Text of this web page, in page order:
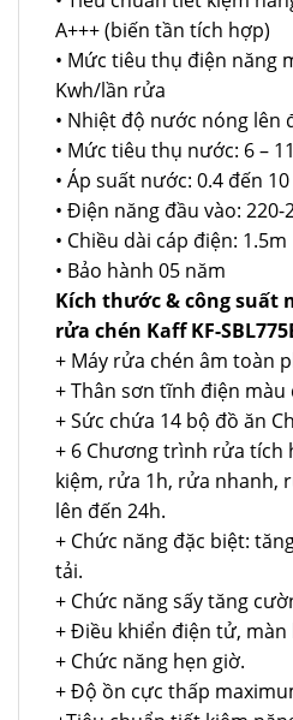
A+++ (biến tần tích hợp)
• Mức tiêu thụ điện năng
Kwh/lần rửa
• Nhiệt độ nước nóng lên
• Mức tiêu thụ nước: 6 –
• Áp suất nước: 0.4 đến
• Điện năng đầu vào: 220-
• Chiều dài cáp điện: 1.5m
• Bảo hành 05 năm
Kích thước & công suất
rửa chén Kaff KF-
+ Máy rửa chén âm toàn
+ Thân sơn tĩnh điện màu
+ Sức chứa 14 bộ đồ ăn
+ 6 Chương trình rửa tích
kiệm, rửa 1h, rửa nhanh,
lên đến 24h.
+ Chức năng đặc biệt:
tải.
+ Chức năng sấy tăng
+ Điều khiển điện tử,
+ Chức năng hẹn giờ.
+ Độ ồn cực thấp